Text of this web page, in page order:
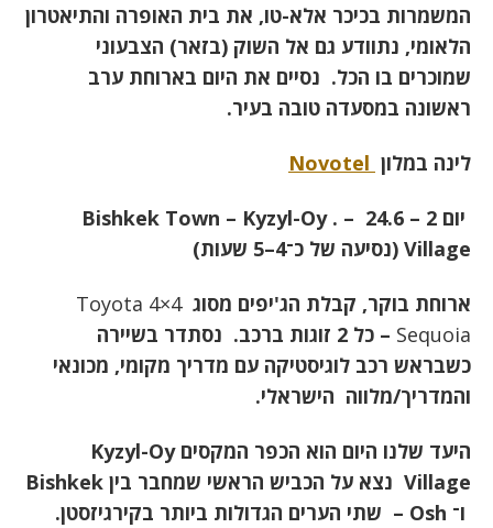
המשמרות בכיכר אלא-טו, את בית האופרה והתיאטרון
הלאומי, נתוודע גם אל השוק (בזאר) הצבעוני
שמוכרים בו הכל. נסיים את היום בארוחת ערב
ראשונה במסעדה טובה בעיר.
לינה במלון Novotel
יום 2 – 24.6 –
. Bishkek Town – Kyzyl-Oy
Village (נסיעה של כ־4–5 שעות)
ארוחת בוקר, קבלת הג'יפים מסוג
4×4 Toyota
Sequoia
– כל 2 זוגות ברכב. נסתדר בשיירה
כשבראש רכב לוגיסטיקה עם מדריך מקומי, מכונאי
והמדריך/מלווה הישראלי.
היעד שלנו היום הוא הכפר המקסים Kyzyl-Oy
Village נצא על הכביש הראשי שמחבר בין
ו־ Osh –
שתי הערים הגדולות ביותר בקירגיזסטן.